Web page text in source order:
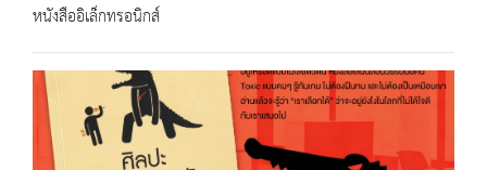
หนังสืออิเล็กทรอนิกส์